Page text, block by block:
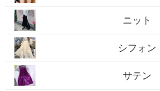
ニット
シフォン
サテン